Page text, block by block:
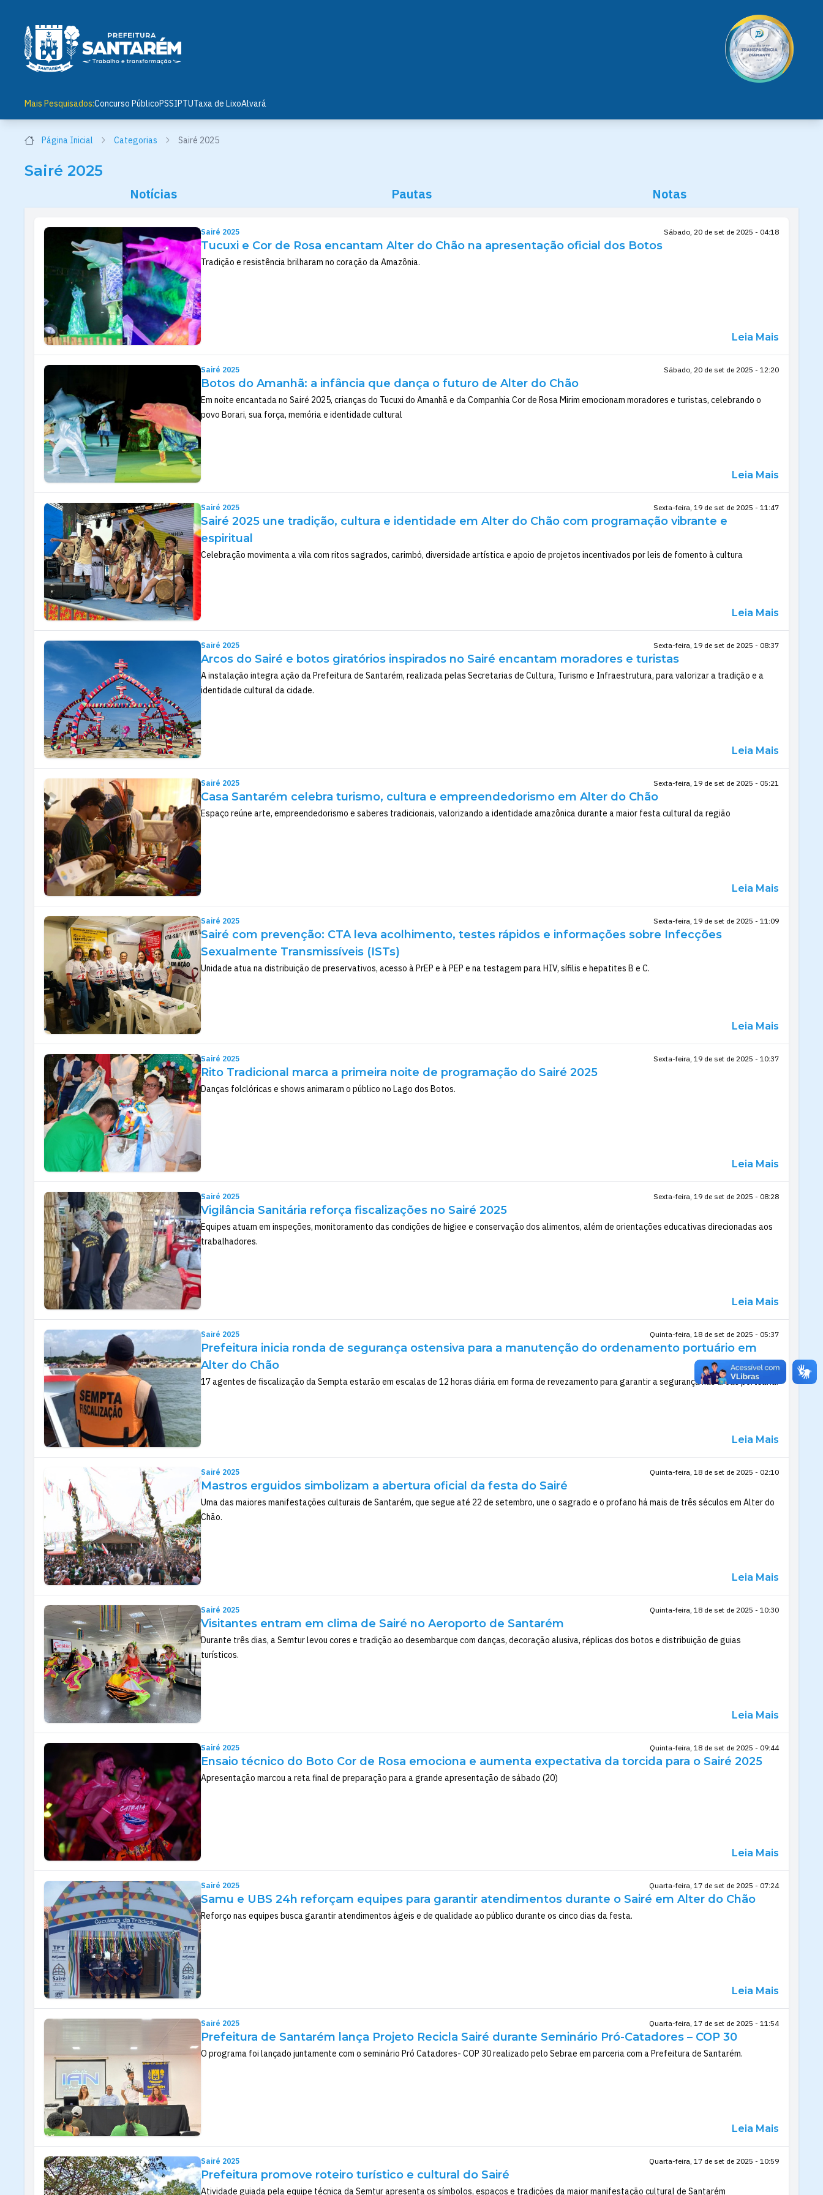
Mais Pesquisados:Concurso PúblicoPSSIPTUTaxa de LixoAlvará
Página Inicial Categorias Sairé 2025
Sairé 2025
Notícias Pautas Notas
Sairé 2025 Sábado, 20 de set de 2025 - 04:18
Tucuxi e Cor de Rosa encantam Alter do Chão na apresentação oficial dos Botos
Tradição e resistência brilharam no coração da Amazônia.
Leia Mais
Sairé 2025 Sábado, 20 de set de 2025 - 12:20
Botos do Amanhã: a infância que dança o futuro de Alter do Chão
Em noite encantada no Sairé 2025, crianças do Tucuxi do Amanhã e da Companhia Cor de Rosa Mirim emocionam moradores e turistas, celebrando o
povo Borari, sua força, memória e identidade cultural
Leia Mais
Sairé 2025 Sexta-feira, 19 de set de 2025 - 11:47
Sairé 2025 une tradição, cultura e identidade em Alter do Chão com programação vibrante e
espiritual
Celebração movimenta a vila com ritos sagrados, carimbó, diversidade artística e apoio de projetos incentivados por leis de fomento à cultura
Leia Mais
Sairé 2025 Sexta-feira, 19 de set de 2025 - 08:37
Arcos do Sairé e botos giratórios inspirados no Sairé encantam moradores e turistas
A instalação integra ação da Prefeitura de Santarém, realizada pelas Secretarias de Cultura, Turismo e Infraestrutura, para valorizar a tradição e a
identidade cultural da cidade.
Leia Mais
Sairé 2025 Sexta-feira, 19 de set de 2025 - 05:21
Casa Santarém celebra turismo, cultura e empreendedorismo em Alter do Chão
Espaço reúne arte, empreendedorismo e saberes tradicionais, valorizando a identidade amazônica durante a maior festa cultural da região
Leia Mais
Sairé 2025 Sexta-feira, 19 de set de 2025 - 11:09
Sairé com prevenção: CTA leva acolhimento, testes rápidos e informações sobre Infecções
Sexualmente Transmissíveis (ISTs)
Unidade atua na distribuição de preservativos, acesso à PrEP e à PEP e na testagem para HIV, sífilis e hepatites B e C.
Leia Mais
Sairé 2025 Sexta-feira, 19 de set de 2025 - 10:37
Rito Tradicional marca a primeira noite de programação do Sairé 2025
Danças folclóricas e shows animaram o público no Lago dos Botos.
Leia Mais
Sairé 2025 Sexta-feira, 19 de set de 2025 - 08:28
Vigilância Sanitária reforça fiscalizações no Sairé 2025
Equipes atuam em inspeções, monitoramento das condições de higiee e conservação dos alimentos, além de orientações educativas direcionadas aos
trabalhadores.
Leia Mais
Sairé 2025 Quinta-feira, 18 de set de 2025 - 05:37
Prefeitura inicia ronda de segurança ostensiva para a manutenção do ordenamento portuário em
Alter do Chão
17 agentes de fiscalização da Sempta estarão em escalas de 12 horas diária em forma de revezamento para garantir a segurança nas áreas portuária.
Leia Mais
Sairé 2025 Quinta-feira, 18 de set de 2025 - 02:10
Mastros erguidos simbolizam a abertura oficial da festa do Sairé
Uma das maiores manifestações culturais de Santarém, que segue até 22 de setembro, une o sagrado e o profano há mais de três séculos em Alter do
Chão.
Leia Mais
Sairé 2025 Quinta-feira, 18 de set de 2025 - 10:30
Visitantes entram em clima de Sairé no Aeroporto de Santarém
Durante três dias, a Semtur levou cores e tradição ao desembarque com danças, decoração alusiva, réplicas dos botos e distribuição de guias
turísticos.
Leia Mais
Sairé 2025 Quinta-feira, 18 de set de 2025 - 09:44
Ensaio técnico do Boto Cor de Rosa emociona e aumenta expectativa da torcida para o Sairé 2025
Apresentação marcou a reta final de preparação para a grande apresentação de sábado (20)
Leia Mais
Sairé 2025 Quarta-feira, 17 de set de 2025 - 07:24
Samu e UBS 24h reforçam equipes para garantir atendimentos durante o Sairé em Alter do Chão
Reforço nas equipes busca garantir atendimentos ágeis e de qualidade ao público durante os cinco dias da festa.
Leia Mais
Sairé 2025 Quarta-feira, 17 de set de 2025 - 11:54
Prefeitura de Santarém lança Projeto Recicla Sairé durante Seminário Pró-Catadores – COP 30
O programa foi lançado juntamente com o seminário Pró Catadores- COP 30 realizado pelo Sebrae em parceria com a Prefeitura de Santarém.
Leia Mais
Sairé 2025 Quarta-feira, 17 de set de 2025 - 10:59
Prefeitura promove roteiro turístico e cultural do Sairé
Atividade guiada pela equipe técnica da Semtur apresenta os símbolos, espaços e tradições da maior manifestação cultural de Santarém